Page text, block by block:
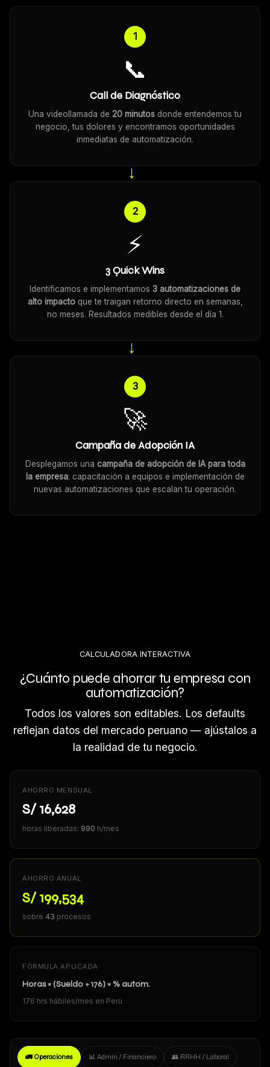
1
📞
Call de Diagnóstico
Una videollamada de 20 minutos donde entendemos tu
negocio, tus dolores y encontramos oportunidades
inmediatas de automatización.
→
2
⚡
3 Quick Wins
Identificamos e implementamos 3 automatizaciones de
alto impactoque te traigan retorno directo en semanas,
no meses. Resultados medibles desde el día 1.
→
3
🚀
Campaña de Adopción IA
Desplegamos una campaña de adopción de IA para toda
la empresa: capacitación a equipos e implementación de
nuevas automatizaciones que escalan tu operación.
CALCULADORA INTERACTIVA
¿Cuánto puede ahorrar tu empresa con
automatización?
Todos los valores son editables. Los defaults
reflejan datos del mercado peruano — ajústalos a
la realidad de tu negocio.
AHORRO MENSUAL
S/ 16,628
horas liberadas: 990 h/mes
AHORRO ANUAL
S/ 199,534
sobre 43 procesos
FÓRMULA APLICADA
Horas × (Sueldo ÷ 176) × % autom.
176 hrs hábiles/mes en Perú
🚛 Operaciones 📊 Admin / Financiero 👥 RRHH / Laboral